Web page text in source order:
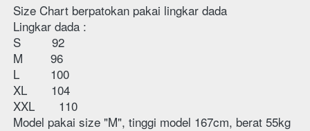
Size Chart berpatokan pakai lingkar dada
Lingkar dada :
S         92
M        96
L         100
XL       104
XXL       110
Model pakai size "M", tinggi model 167cm, berat 55kg